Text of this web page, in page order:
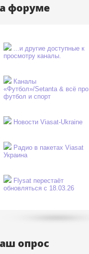
форуме
...и другие доступные к
просмотру каналы.
Каналы
«Футбол»/Setanta & всё про
футбол и спорт
Новости Viasat-Ukraine
Радио в пакетах Viasat
Украина
Flysat перестаёт
обновляться с 18.03.26
опрос